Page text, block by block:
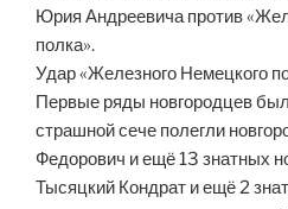
Юрия Андреевича против
полка».
Удар «Железного Немецкого
Первые ряды новгородцев
страшной сече полегли
Федорович и ещё 13 знатных
Тысяцкий Кондрат и ещё 2